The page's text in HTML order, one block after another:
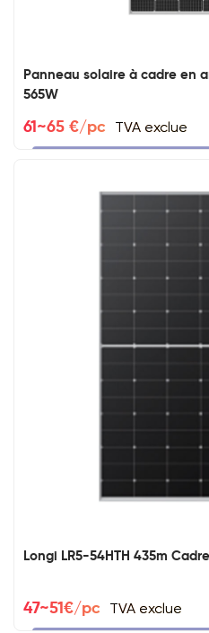
Panneau solaire à cadre en
565W
61~65 €/pc TVA exclue
Longi LR5-54HTH 435m
47~51€/pc TVA exclue